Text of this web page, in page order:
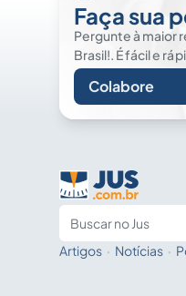
Faça sua
Pergunte à maior
Brasil!. É fácil e
Colabore
Artigos · Notícias ·